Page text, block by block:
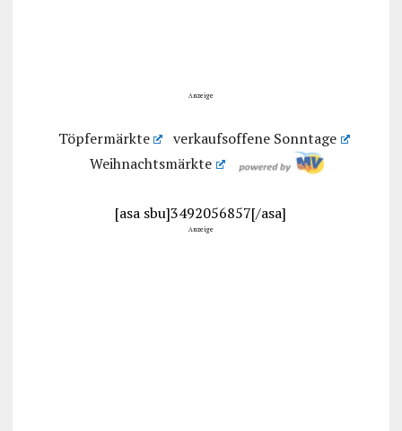
Anzeige
Töpfermärkte
verkaufsoffene Sonntage
Weihnachtsmärkte
[asa sbu]3492056857[/asa]
Anzeige